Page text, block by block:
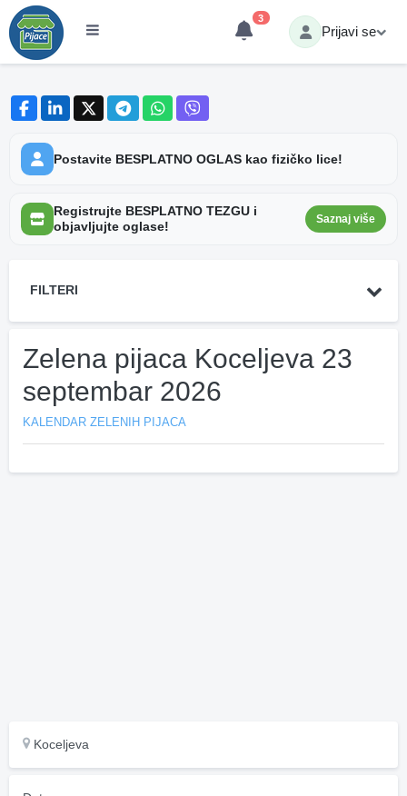
3
Prijavi se
Postavite BESPLATNO OGLAS kao fizičko lice!
Registrujte BESPLATNO TEZGU i
objavljujte oglase!
Saznaj više
FILTERI
Zelena pijaca Koceljeva 23
septembar 2026
KALENDAR ZELENIH PIJACA
Koceljeva